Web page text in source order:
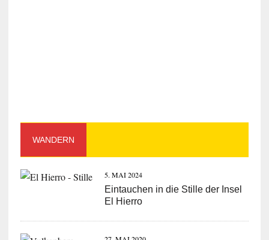
WANDERN
5. MAI 2024
Eintauchen in die Stille der Insel
El Hierro